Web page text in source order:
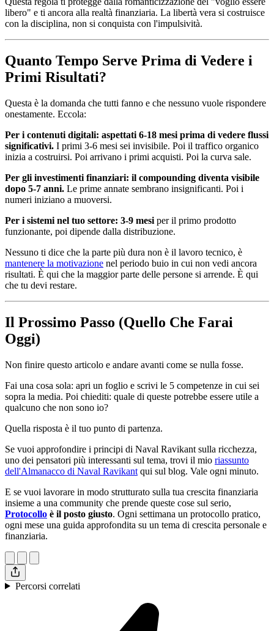
libero" e ti ancora alla realtà finanziaria. La libertà vera si costruisce
con la disciplina, non si conquista con l'impulsività.
Quanto Tempo Serve Prima di Vedere i
Primi Risultati?
Questa è la domanda che tutti fanno e che nessuno vuole rispondere
onestamente. Eccola:
Per i contenuti digitali: aspettati 6-18 mesi prima di vedere flussi
significativi. I primi 3-6 mesi sei invisibile. Poi il traffico organico
inizia a costruirsi. Poi arrivano i primi acquisti. Poi la curva sale.
Per gli investimenti finanziari: il compounding diventa visibile
dopo 5-7 anni. Le prime annate sembrano insignificanti. Poi i
numeri iniziano a muoversi.
Per i sistemi nel tuo settore: 3-9 mesi per il primo prodotto
funzionante, poi dipende dalla distribuzione.
Nessuno ti dice che la parte più dura non è il lavoro tecnico, è
mantenere la motivazione nel periodo buio in cui non vedi ancora
risultati. È qui che la maggior parte delle persone si arrende. È qui
che tu devi restare.
Il Prossimo Passo (Quello Che Farai
Oggi)
Non finire questo articolo e andare avanti come se nulla fosse.
Fai una cosa sola: apri un foglio e scrivi le 5 competenze in cui sei
sopra la media. Poi chiediti: quale di queste potrebbe essere utile a
qualcuno che non sono io?
Quella risposta è il tuo punto di partenza.
Se vuoi approfondire i principi di Naval Ravikant sulla ricchezza,
uno dei pensatori più interessanti sul tema, trovi il mio riassunto
dell'Almanacco di Naval Ravikant qui sul blog. Vale ogni minuto.
E se vuoi lavorare in modo strutturato sulla tua crescita finanziaria
insieme a una community che prende queste cose sul serio,
Protocollo è il posto giusto. Ogni settimana un protocollo pratico,
ogni mese una guida approfondita su un tema di crescita personale e
finanziaria.
Percorsi correlati